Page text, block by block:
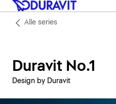
Alle series
Duravit No.1
Design by Duravit